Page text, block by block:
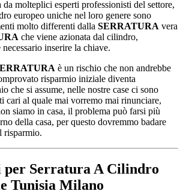
da molteplici esperti professionisti del settore,
europeo uniche nel loro genere sono
molto differenti dalla SERRATURA vera
che viene azionata dal cilindro,
inserire la chiave.
è un rischio che non andrebbe
risparmio iniziale diventa
che si assume, nelle nostre case ci sono
cari al quale mai vorremo mai rinunciare,
siamo in casa, il problema può farsi più
della casa, per questo dovremmo badare
risparmio.
Serratura A Cilindro
Tunisia Milano